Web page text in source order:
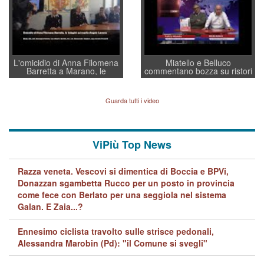
L'omicidio di Anna Filomena
Barretta a Marano, le
indagini dei carabinieri di
quelle di... Barbara D'Urso
Miatello e Belluco
commentano bozza su ristori
BPVi e Veneto Banca
Guarda tutti i video
ViPiù Top News
Razza veneta. Vescovi si dimentica di Boccia e BPVi,
Donazzan sgambetta Rucco per un posto in provincia
come fece con Berlato per una seggiola nel sistema
Galan. E Zaia...?
Ennesimo ciclista travolto sulle strisce pedonali,
Alessandra Marobin (Pd): "il Comune si svegli"